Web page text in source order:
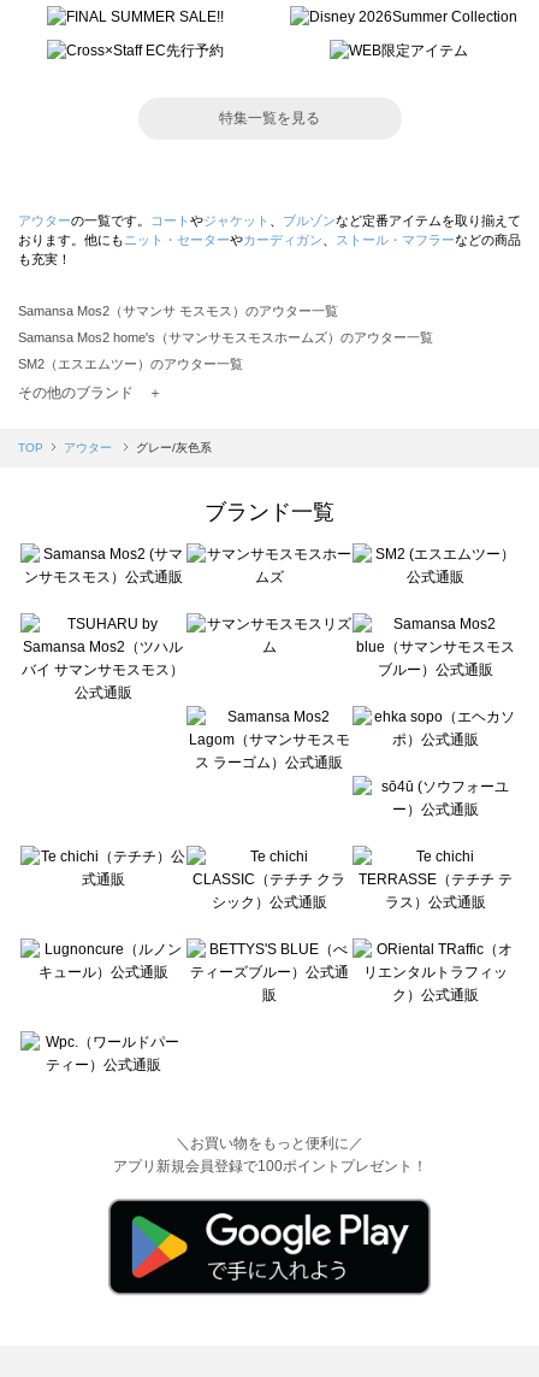
特集一覧を見る
アウターの一覧です。 コート やジャケット ブルゾンなど定番アイテムを取り揃えて
おります。他にも ニット・セーターやカーディガン ストール・マフラーなどの商品
も充実！
Samansa Mos2（サマンサ モスモス）のアウター一覧
Samansa Mos2 home's（サマンサモスモスホームズ）のアウター一覧
SM2（エスエムツー）のアウター一覧
TSUHARU by Samansa Mos2（ツハルバイサマンサモスモス）のアウター一覧
Samansa Mos2 blue（サマンサモスモス ブルー）のアウター一覧
sō4ū（ソウフォーユー）のアウター一覧
Te chichi（テチチ）のアウター一覧
Te chichi CLASSIC（テチチ クラシック）のアウター一覧
Lugnoncure（ルノンキュール）のアウター一覧
BETTY'S BLUE（べティーズブルー）のアウター一覧
Wpc.（ワールドパーティー）のアウター一覧
その他のブランド ＋
TOP アウター グレー/灰色系
ブランド一覧
＼お買い物をもっと便利に／
アプリ新規会員登録で100ポイントプレゼント！